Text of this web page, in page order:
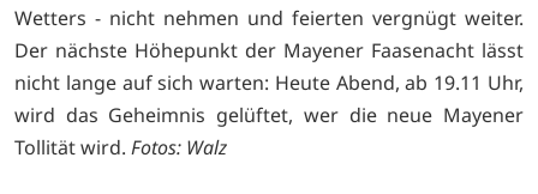
Wetters - nicht nehmen und feierten vergnügt weiter.
Der nächste Höhepunkt der Mayener Faasenacht lässt
nicht lange auf sich warten: Heute Abend, ab 19.11 Uhr,
wird das Geheimnis gelüftet, wer die neue Mayener
Tollität wird. Fotos: Walz